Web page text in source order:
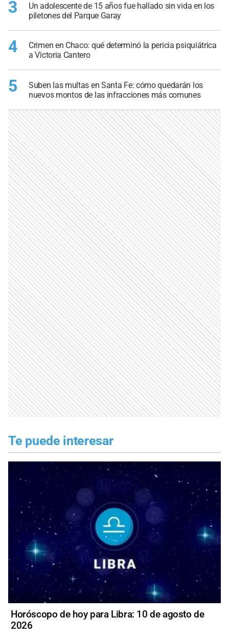
3
Un adolescente de 15 años fue hallado sin vida en los
piletones del Parque Garay
4
Crimen en Chaco: qué determinó la pericia psiquiátrica
a Victoria Cantero
5
Suben las multas en Santa Fe: cómo quedarán los
nuevos montos de las infracciones más comunes
Te puede interesar
Horóscopo de hoy para Libra: 10 de agosto de
2026